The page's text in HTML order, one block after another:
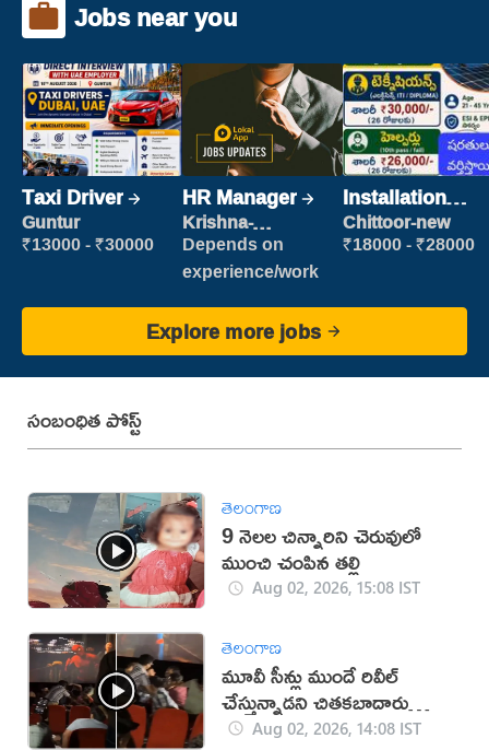
Jobs near you
Taxi Driver
Guntur
₹13000 - ₹30000
HR Manager
Krishna-
vijayawada
Depends on
experience/work
Installation
Engineer/
Helper
Chittoor-new
₹18000 - ₹28000
Explore more jobs
సంబంధిత పోస్ట్
తెలంగాణ
9 నెలల చిన్నారిని చెరువులో
ముంచి చంపిన తల్లి
Aug 02, 2026, 15:08 IST
తెలంగాణ
మూవీ సీన్లు ముందే రివీల్
చేస్తున్నాడని చితకబాదారు
(వీడియో)
Aug 02, 2026, 14:08 IST